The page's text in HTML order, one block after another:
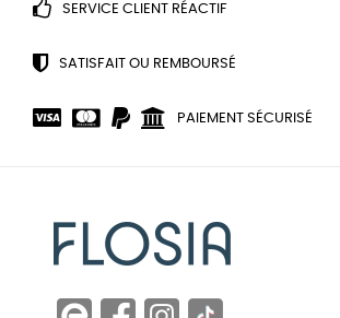
SERVICE CLIENT RÉACTIF
SATISFAIT OU REMBOURSÉ
PAIEMENT SÉCURISÉ